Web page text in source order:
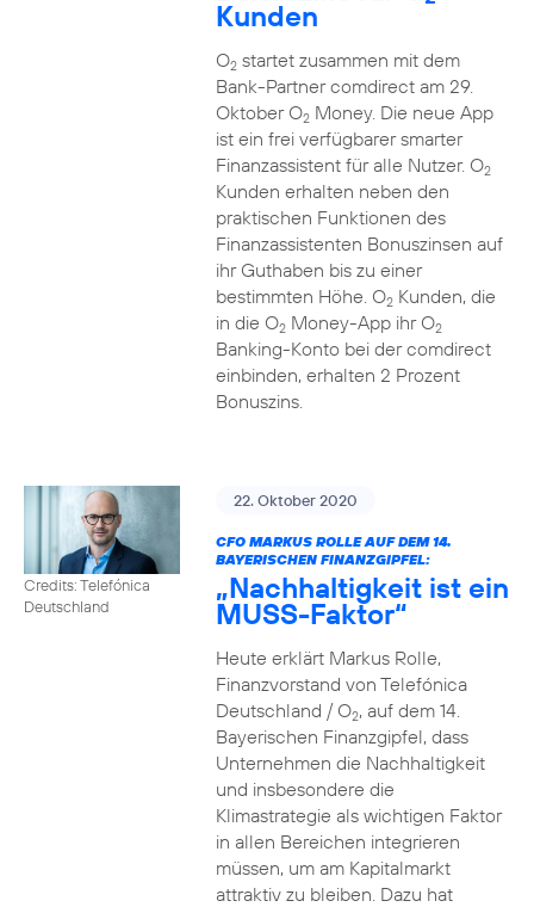
Kunden
O2startet zusammen mit dem
Bank-Partner comdirect am 29.
Oktober O2Money. Die neue App
ist ein frei verfügbarer smarter
Finanzassistent für alle Nutzer. O2
Kunden erhalten neben den
praktischen Funktionen des
Finanzassistenten Bonuszinsen auf
ihr Guthaben bis zu einer
bestimmten Höhe. O2Kunden, die
in die O2Money-App ihr O2
Banking-Konto bei der comdirect
einbinden, erhalten 2 Prozent
Bonuszins.
Credits: Telefónica
Deutschland
22. Oktober 2020
CFO MARKUS ROLLE AUF DEM 14.
BAYERISCHEN FINANZGIPFEL:
„Nachhaltigkeit ist ein
MUSS-Faktor“
Heute erklärt Markus Rolle,
Finanzvorstand von Telefónica
Deutschland / O2, auf dem 14.
Bayerischen Finanzgipfel, dass
Unternehmen die Nachhaltigkeit
und insbesondere die
Klimastrategie als wichtigen Faktor
in allen Bereichen integrieren
müssen, um am Kapitalmarkt
attraktiv zu bleiben. Dazu hat